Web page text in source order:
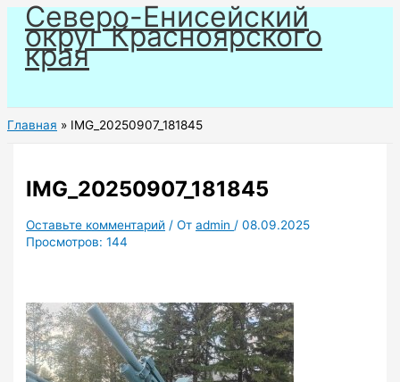
Перейти
содержимому
Северо-Енисейский
округ Красноярского
края
Главная IMG_20250907_181845
IMG_20250907_181845
Оставьте комментарий / Отadmin /08.09.2025
Просмотров: 144